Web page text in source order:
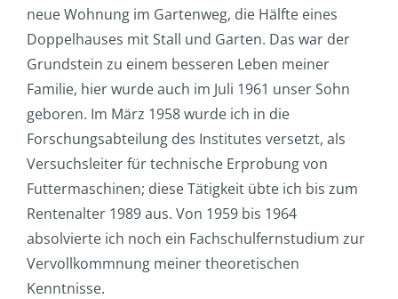
neue Wohnung im Gartenweg, die Hälfte eines
Doppelhauses mit Stall und Garten. Das war der
Grundstein zu einem besseren Leben meiner
Familie, hier wurde auch im Juli 1961 unser Sohn
geboren. Im März 1958 wurde ich in die
Forschungsabteilung des Institutes versetzt, als
Versuchsleiter für technische Erprobung von
Futtermaschinen; diese Tätigkeit übte ich bis zum
Rentenalter 1989 aus. Von 1959 bis 1964
absolvierte ich noch ein Fachschulfernstudium zur
Vervollkommnung meiner theoretischen
Kenntnisse.